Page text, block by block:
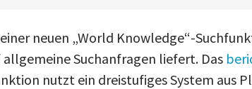
neuen „World Knowledge“-
Suchanfragen liefert. Das
nutzt ein dreistufiges System aus